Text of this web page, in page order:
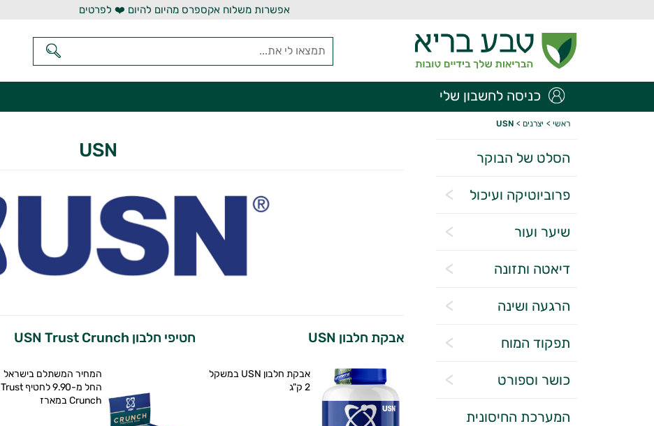
אפשרות משלוח אקספרס מהיום להיום ❤️ לפרטים
כניסה לחשבון שלי
ראשי > יצרנים >
USN
הסלט של הבוקר
פרוביוטיקה ועיכול
שיער ועור
דיאטה ותזונה
הרגעה ושינה
תפקוד המוח
כושר וספורט
המערכת החיסונית
USN
אבקת חלבון USN
אבקת חלבון USN במשקל
2 ק"ג
חטיפי חלבון USN Trust Crunch
המחיר המשתלם בישראל
החל מ-9.90 לחטיף Trust
Crunch במארז